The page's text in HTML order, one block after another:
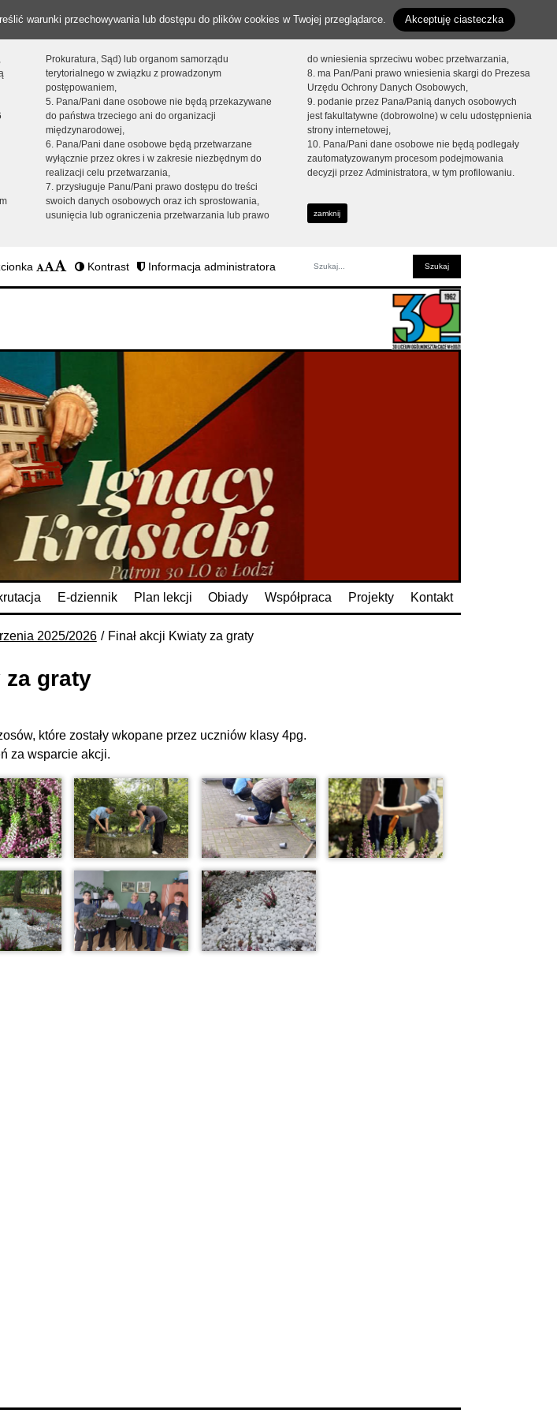
warunki przechowywania lub dostępu do plików cookies w Twojej przeglądarce. Akceptuję ciasteczka
Prokuratura, Sąd) lub organom samorządu
terytorialnego w związku z prowadzonym
postępowaniem,
5. Pana/Pani dane osobowe nie będą przekazywane
do państwa trzeciego ani do organizacji
międzynarodowej,
6. Pana/Pani dane osobowe będą przetwarzane
wyłącznie przez okres i w zakresie niezbędnym do
realizacji celu przetwarzania,
7. przysługuje Panu/Pani prawo dostępu do treści
swoich danych osobowych oraz ich sprostowania,
usunięcia lub ograniczenia przetwarzania lub prawo
do wniesienia sprzeciwu wobec przetwarzania,
8. ma Pan/Pani prawo wniesienia skargi do Prezesa
Urzędu Ochrony Danych Osobowych,
9. podanie przez Pana/Panią danych osobowych
jest fakultatywne (dobrowolne) w celu udostępnienia
strony internetowej,
10. Pana/Pani dane osobowe nie będą podlegały
zautomatyzowanym procesom podejmowania
decyzji przez Administratora, w tym profilowaniu.
zamknij
Kontrast Informacja administratora
E-dziennik Plan lekcji Obiady Współpraca Projekty Kontakt
2025/2026 Finał akcji Kwiaty za graty
za graty
które zostały wkopane przez uczniów klasy 4pg.
za wsparcie akcji.